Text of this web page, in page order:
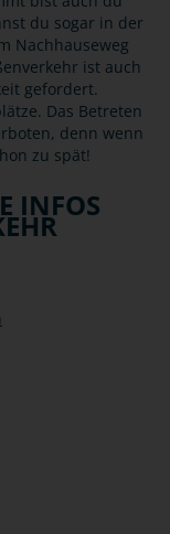
du sogar in der
Nachhauseweg
ist auch
gefordert.
Das Betreten
denn wenn
zu spät!
INFOS